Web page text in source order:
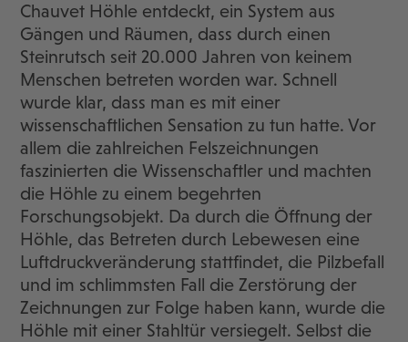
Chauvet Höhle entdeckt, ein System aus
Gängen und Räumen, dass durch einen
Steinrutsch seit 20.000 Jahren von keinem
Menschen betreten worden war. Schnell
wurde klar, dass man es mit einer
wissenschaftlichen Sensation zu tun hatte. Vor
allem die zahlreichen Felszeichnungen
faszinierten die Wissenschaftler und machten
die Höhle zu einem begehrten
Forschungsobjekt. Da durch die Öffnung der
Höhle, das Betreten durch Lebewesen eine
Luftdruckveränderung stattfindet, die Pilzbefall
und im schlimmsten Fall die Zerstörung der
Zeichnungen zur Folge haben kann, wurde die
Höhle mit einer Stahltür versiegelt. Selbst die